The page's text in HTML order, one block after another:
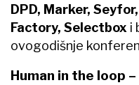
DPD, Marker,
Factory, Selectbox i
ovogodišnje
Human in the loop